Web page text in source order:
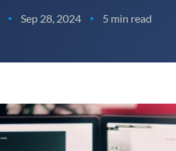
• Sep 28, 2024 • 5 min read